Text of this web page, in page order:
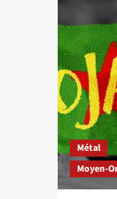
Métal
Moyen-